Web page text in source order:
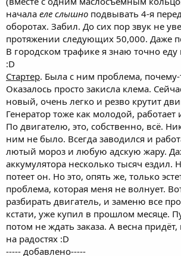
начала еле слышно подвывать 4-я
оборотах. Забил. До сих пор звук не
протяжении следующих 50,000. Даже
В городском трафике я знаю точно
:D
Стартер. Была с ним проблема, почему-
Оказалось просто закисла клема.
новый, очень легко и резво крутит
Генератор тоже как молодой, работает
По двигателю, это, собственно, всё.
ним не было. Всегда заводился и
лютый мороз и любую адскую жару.
аккумулятора несколько тысяч ездил.
потеет он. Но это, опять же, только
проблема, которая меня не волнует.
разбирать двигатель, и заменю все
кстати, уже купил в прошлом месяце.
потом не ждать заказа. А весна
на радостях :D
----- добавлено-----